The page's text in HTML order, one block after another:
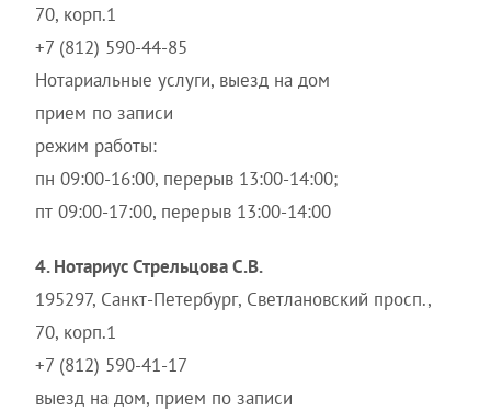
70, корп.1
+7 (812) 590-44-85
Нотариальные услуги, выезд на дом
прием по записи
режим работы:
пн 09:00-16:00, перерыв 13:00-14:00;
пт 09:00-17:00, перерыв 13:00-14:00
4. Нотариус Стрельцова С.В.
195297, Санкт-Петербург, Светлановский просп.,
70, корп.1
+7 (812) 590-41-17
выезд на дом, прием по записи